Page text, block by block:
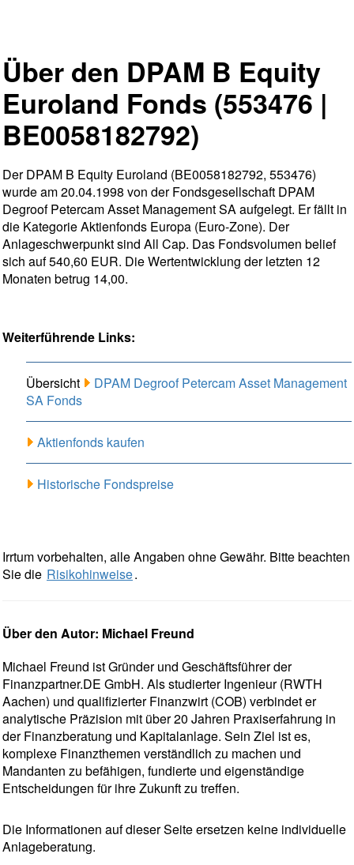
Über den DPAM B Equity
Euroland Fonds (553476 |
BE0058182792)
Der DPAM B Equity Euroland (BE0058182792, 553476)
wurde am 20.04.1998 von der Fondsgesellschaft DPAM
Degroof Petercam Asset Management SA aufgelegt. Er fällt in
die Kategorie Aktienfonds Europa (Euro-Zone). Der
Anlageschwerpunkt sind All Cap. Das Fondsvolumen belief
sich auf 540,60 EUR. Die Wertentwicklung der letzten 12
Monaten betrug 14,00.
Weiterführende Links:
Übersicht
DPAM Degroof Petercam Asset Management
SA Fonds
Aktienfonds kaufen
Historische Fondspreise
Irrtum vorbehalten, alle Angaben ohne Gewähr. Bitte beachten
Sie die Risikohinweise.
Über den Autor: Michael Freund
Michael Freund ist Gründer und Geschäftsführer der
Finanzpartner.DE GmbH. Als studierter Ingenieur (RWTH
Aachen) und qualifizierter Finanzwirt (COB) verbindet er
analytische Präzision mit über 20 Jahren Praxiserfahrung in
der Finanzberatung und Kapitalanlage. Sein Ziel ist es,
komplexe Finanzthemen verständlich zu machen und
Mandanten zu befähigen, fundierte und eigenständige
Entscheidungen für ihre Zukunft zu treffen.
Die Informationen auf dieser Seite ersetzen keine individuelle
Anlageberatung.